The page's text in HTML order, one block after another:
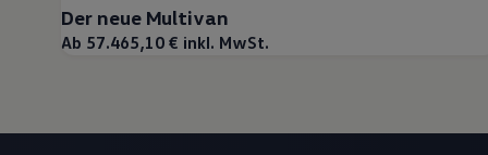
Der neue Multivan
Ab 57.465,10 € inkl. MwSt.